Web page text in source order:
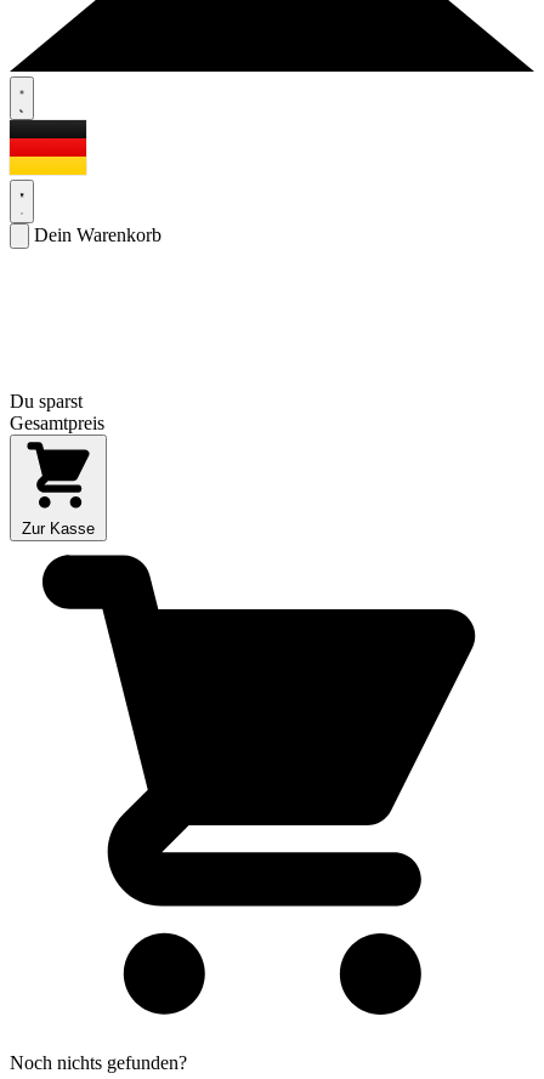
Dein Warenkorb
Du sparst
Gesamtpreis
Zur Kasse
Noch nichts gefunden?